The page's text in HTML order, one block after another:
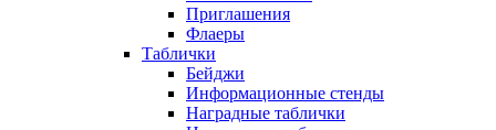
Приглашения
Флаеры
Таблички
Бейджи
Информационные стенды
Наградные таблички